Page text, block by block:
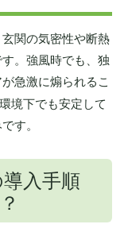
関の気密性や断熱
。強風時でも、独
急激に煽られるこ
境下でも安定して
す。
入手順